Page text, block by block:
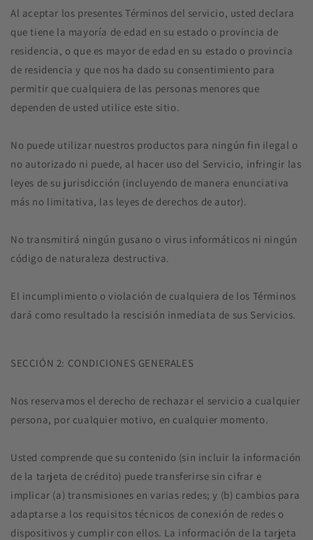
Al aceptar los presentes Términos del servicio, usted declara
que tiene la mayoría de edad en su estado o provincia de
residencia, o que es mayor de edad en su estado o provincia
de residencia y que nos ha dado su consentimiento para
permitir que cualquiera de las personas menores que
dependen de usted utilice este sitio.
No puede utilizar nuestros productos para ningún fin ilegal o
no autorizado ni puede, al hacer uso del Servicio, infringir las
leyes de su jurisdicción (incluyendo de manera enunciativa
más no limitativa, las leyes de derechos de autor).
No transmitirá ningún gusano o virus informáticos ni ningún
código de naturaleza destructiva.
El incumplimiento o violación de cualquiera de los Términos
dará como resultado la rescisión inmediata de sus Servicios.
SECCIÓN 2: CONDICIONES GENERALES
Nos reservamos el derecho de rechazar el servicio a cualquier
persona, por cualquier motivo, en cualquier momento.
Usted comprende que su contenido (sin incluir la información
de la tarjeta de crédito) puede transferirse sin cifrar e
implicar (a) transmisiones en varias redes; y (b) cambios para
adaptarse a los requisitos técnicos de conexión de redes o
dispositivos y cumplir con ellos. La información de la tarjeta